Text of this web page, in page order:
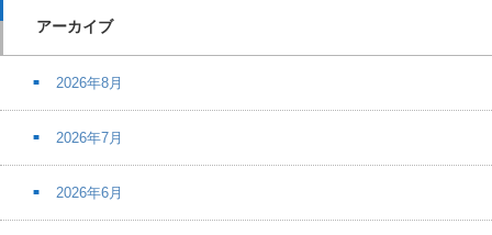
アーカイブ
2026年8月
2026年7月
2026年6月